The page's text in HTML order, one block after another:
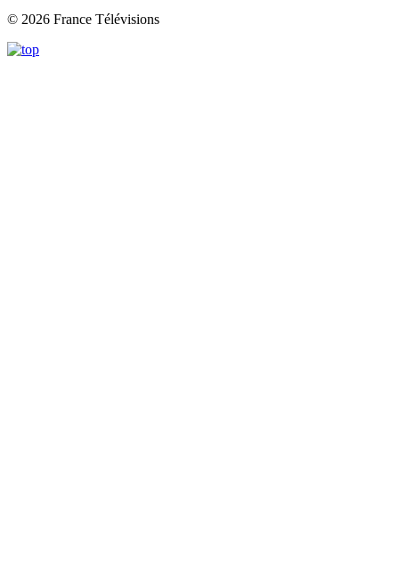
© 2026 France Télévisions